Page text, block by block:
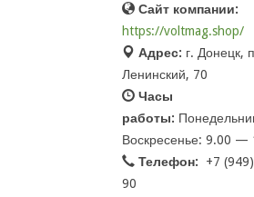
Сайт компании:
https://voltmag.shop/
Адрес: г. Донецк,
Ленинский, 70
Часы
работы:
Воскресенье: 9.00 —
Телефон:
+7
90